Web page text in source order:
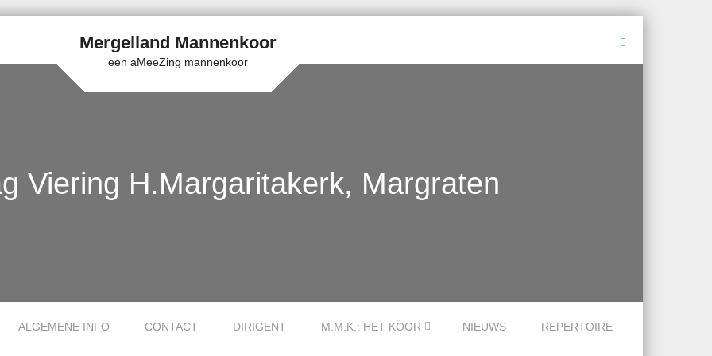
Mergelland Mannenkoor
een aMeeZing mannenkoor
Viering H.Margaritakerk, Margraten
ALGEMENE INFO CONTACT DIRIGENT M.M.K.: HET KOOR NIEUWS REPERTOIRE